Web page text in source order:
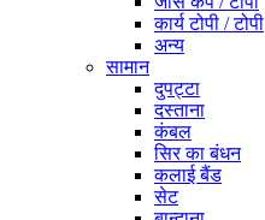
कार्य टोपी / टोपी
अन्य
सामान
दुपट्टा
दस्ताना
कंबल
सिर का बंधन
कलाई बैंड
सेट